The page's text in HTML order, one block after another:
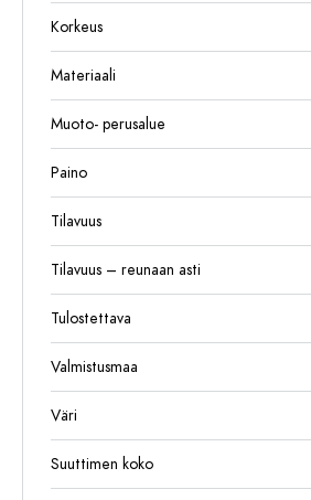
Korkeus
Materiaali
Muoto- perusalue
Paino
Tilavuus
Tilavuus – reunaan asti
Tulostettava
Valmistusmaa
Väri
Suuttimen koko